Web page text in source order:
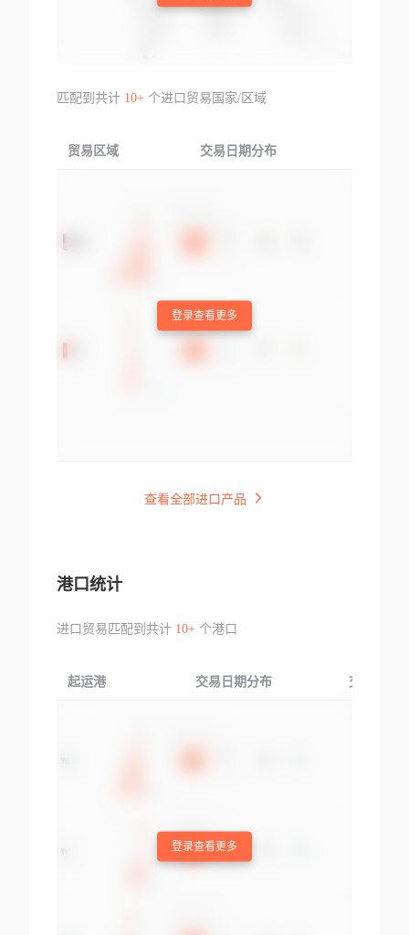
匹配到共计 10+个进口贸易国家/区域
贸易区域 交易日期分布
登录查看更多
查看全部进口产品
港口统计
进口贸易匹配到共计 10+个港口
起运港 交易日期分布 交易产品
登录查看更多